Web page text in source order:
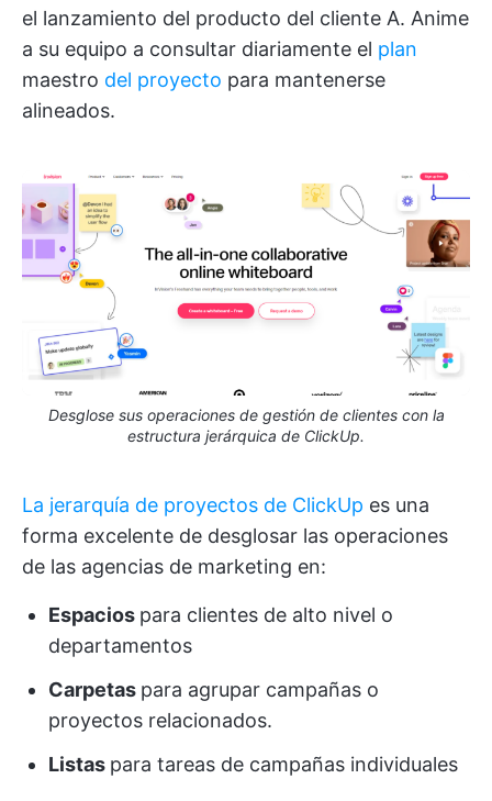
el lanzamiento del producto del cliente A. Anime
a su equipo a consultar diariamente el plan
maestro del proyecto para mantenerse
alineados.
Desglose sus operaciones de gestión de clientes con la
estructura jerárquica de ClickUp.
La jerarquía de proyectos de ClickUp es una
forma excelente de desglosar las operaciones
de las agencias de marketing en:
Espacios para clientes de alto nivel o
departamentos
Carpetas para agrupar campañas o
proyectos relacionados.
Listas para tareas de campañas individuales